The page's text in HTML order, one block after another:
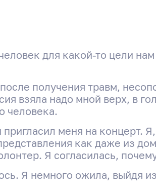
для какой-то цели
получения травм,
взяла надо мной верх, в
человека.
меня на концерт.
как даже из
Я согласилась,
Я немного ожила, выйдя